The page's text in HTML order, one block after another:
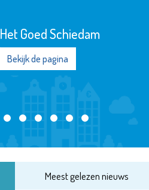
Het Goed Schiedam
Bekijk de pagina
Meest gelezen nieuws